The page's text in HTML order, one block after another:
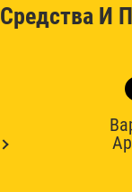
Средства И